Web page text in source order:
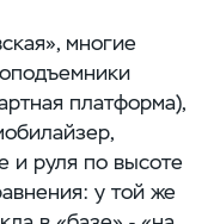
многие
платформа),
и руля по высоте
у той же